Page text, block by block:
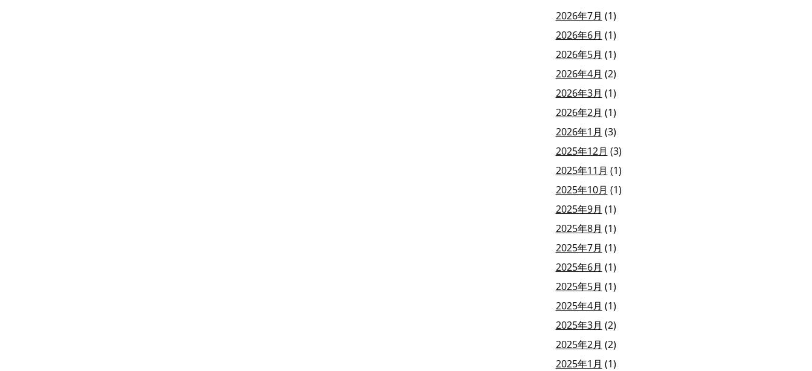
2026年7月 (1)
2026年6月 (1)
2026年5月 (1)
2026年4月 (2)
2026年3月 (1)
2026年2月 (1)
2026年1月 (3)
2025年12月 (3)
2025年11月 (1)
2025年10月 (1)
2025年9月 (1)
2025年8月 (1)
2025年7月 (1)
2025年6月 (1)
2025年5月 (1)
2025年4月 (1)
2025年3月 (2)
2025年2月 (2)
2025年1月 (1)